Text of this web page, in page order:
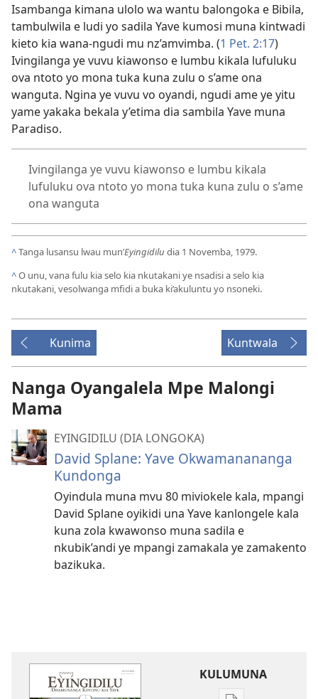
Isambanga kimana ulolo wa wantu balongoka e Bibila,
tambulwila e ludi yo sadila Yave kumosi muna kintwadi
kieto kia wana-ngudi mu nz’amvimba. (1 Pet. 2:17)
Ivingilanga ye vuvu kiawonso e lumbu kikala lufuluku
ova ntoto yo mona tuka kuna zulu o s’ame ona
wanguta. Ngina ye vuvu vo oyandi, ngudi ame ye yitu
yame yakaka bekala y’etima dia sambila Yave muna
Paradiso.
Ivingilanga ye vuvu kiawonso e lumbu kikala
lufuluku ova ntoto yo mona tuka kuna zulu o s’ame
ona wanguta
^Tanga lusansu lwau mun’Eyingidilu dia 1 Novemba, 1979.
^O unu, vana fulu kia selo kia nkutakani ye nsadisi a selo kia
nkutakani, vesolwanga mfidi a buka ki’akuluntu yo nsoneki.
Kunima Kuntwala
Nanga Oyangalela Mpe Malongi
Mama
EYINGIDILU (DIA LONGOKA)
David Splane: Yave Okwamanananga
Kundonga
Oyindula muna mvu 80 miviokele kala, mpangi
David Splane oyikidi una Yave kanlongele kala
kuna zola kwawonso muna sadila e
nkubik’andi ye mpangi zamakala ye zamakento
bazikuka.
KULUMUNA